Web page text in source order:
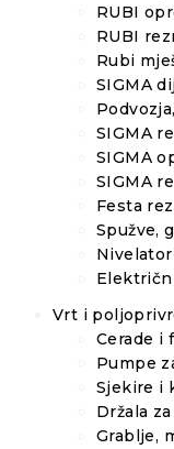
RUBI
RUBI
Rubi
SIGMA
SIGMA
SIGMA
SIGMA
Festa
Spužve,
Vrt i
Cerade i
Pumpe
Sjekire i
Držala
Grablje,